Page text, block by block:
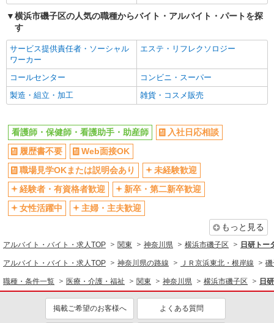
神奈川県横浜市磯子区
キープ 詳細を見る
職業紹介
株式会社kotrio /●YK-S-2022748
新杉田駅チカ≫医療現場で専門スキルを磨く看
護助手！未経験歓迎
ン代含む)＞
磯子区【最寄駅：新杉田】
キープ 詳細を見る
派遣社員
株式会社kotrio /●YK-H-1504048
屏風浦駅スグの病院▼看護師さん補助/備品の
通費全支給（ガソリン代含む）◆
横浜市磯子区≪最寄駅：屏風浦≫
キープ 詳細を見る
学歴不問
ブランクOK
ミドル（40代～）活躍中
シニア（60代～）活躍中
昇給あり
週払い
残業ほぼなし
転勤なし
登録制
交通費支給
研修制度あり
同じ職種から求人を探す
医療・介護・福祉
看護師・保健師・看護助手・助産師
同じ特徴から求人を探す
ミドル（40代～）活躍中
横浜市磯子区の人気の職種からバイト・アルバイト・パートを探
す
サービス提供責任者・ソーシャル
ワーカー
エステ・リフレクソロジー
コールセンター
コンビニ・スーパー
製造・組立・加工
雑貨・コスメ販売
看護師・保健師・看護助手・助産師
入社日応相談
履歴書不要
Web面接OK
職場見学OKまたは説明会あり
未経験歓迎
経験者・有資格者歓迎
新卒・第二新卒歓迎
女性活躍中
主婦・主夫歓迎
もっと見る
アルバイト・バイト・求人TOP 関東 神奈川県 横浜市磯子区 日研トー
アルバイト・バイト・求人TOP 神奈川県の路線 ＪＲ京浜東北・根岸線
職種・条件一覧 医療・介護・福祉 関東 神奈川県 横浜市磯子区 日
掲載ご希望のお客様へ よくある質問